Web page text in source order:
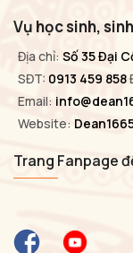
Vụ học sinh,
Địa chỉ: Số 35 Đại
SĐT: 0913 459 858
Email:
Website:
Trang Fanpage